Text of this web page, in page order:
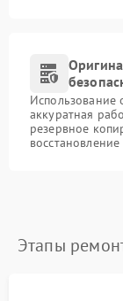
аккуратная
резервное
Этапы